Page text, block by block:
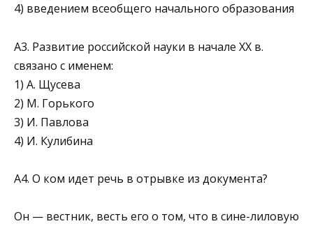
4) введением всеобщего начального образования
A3. Развитие российской науки в начале XX в.
связано с именем:
1) А. Щусева
2) М. Горького
3) И. Павлова
4) И. Кулибина
А4. О ком идет речь в отрывке из документа?
Он — вестник, весть его о том, что в сине-лиловую